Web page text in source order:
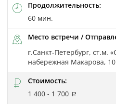
Продолжительность:
60 мин.
Место встречи /
г.Санкт-Петербург, ст.м.
набережная Макарова, 10
Стоимость:
1 400 - 1 700